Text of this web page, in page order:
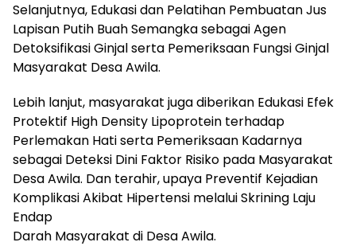
Selanjutnya, Edukasi dan Pelatihan Pembuatan Jus
Lapisan Putih Buah Semangka sebagai Agen
Detoksifikasi Ginjal serta Pemeriksaan Fungsi Ginjal
Masyarakat Desa Awila.
Lebih lanjut, masyarakat juga diberikan Edukasi Efek
Protektif High Density Lipoprotein terhadap
Perlemakan Hati serta Pemeriksaan Kadarnya
sebagai Deteksi Dini Faktor Risiko pada Masyarakat
Desa Awila. Dan terahir, upaya Preventif Kejadian
Komplikasi Akibat Hipertensi melalui Skrining Laju
Endap
Darah Masyarakat di Desa Awila.